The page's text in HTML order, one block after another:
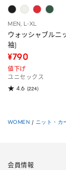
MEN, L-XL
ウォッシャブルニ
袖)
¥790
値下げ
ユニセックス
4.6 (224)
WOMEN / ニット・カ
会員情報